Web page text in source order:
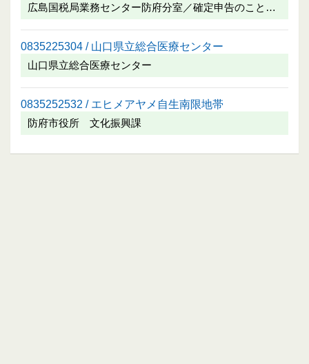
広島国税局業務センター防府分室／確定申告のこと…
0835225304 / 山口県立総合医療センター
山口県立総合医療センター
0835252532 / エヒメアヤメ自生南限地帯
防府市役所 文化振興課